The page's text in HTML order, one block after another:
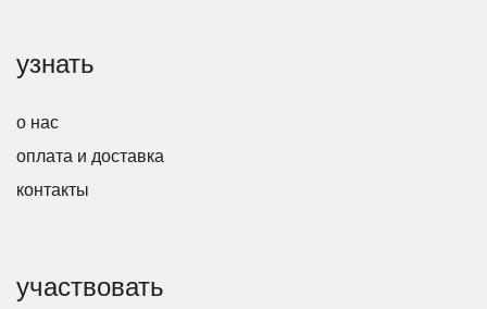
узнать
о нас
оплата и доставка
контакты
участвовать